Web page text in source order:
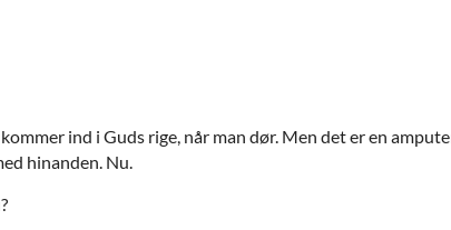
ind i Guds rige, når man dør. Men det er en
hinanden. Nu.